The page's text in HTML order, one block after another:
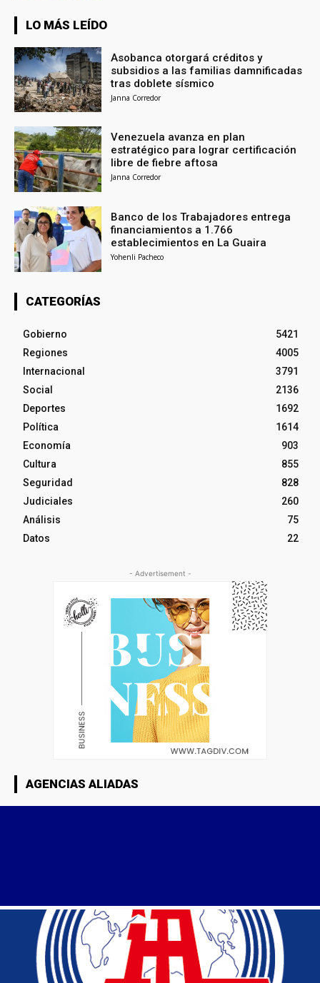
LO MÁS LEÍDO
Asobanca otorgará créditos y
subsidios a las familias damnificadas
tras doblete sísmico
Janna Corredor
Venezuela avanza en plan
estratégico para lograr certificación
libre de fiebre aftosa
Janna Corredor
Banco de los Trabajadores entrega
financiamientos a 1.766
establecimientos en La Guaira
Yohenli Pacheco
CATEGORÍAS
Gobierno
5421
Regiones
4005
Internacional
3791
Social
2136
Deportes
1692
Política
1614
Economía
903
Cultura
855
Seguridad
828
Judiciales
260
Análisis
75
Datos
22
- Advertisement -
AGENCIAS ALIADAS